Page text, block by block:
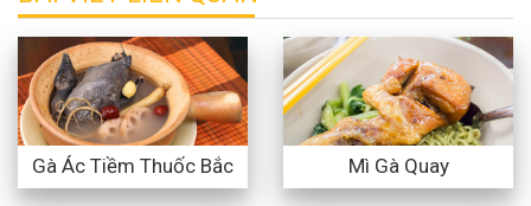
Gà Ác Tiềm Thuốc Bắc Mì Gà Quay